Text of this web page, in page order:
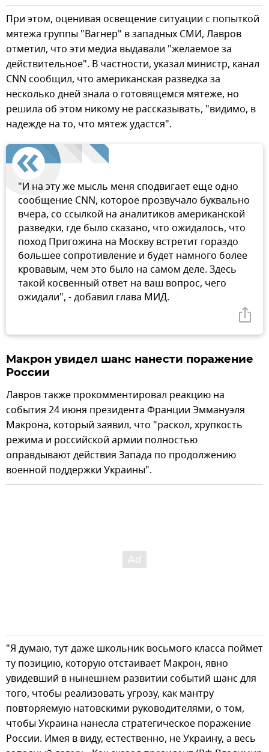
При этом, оценивая освещение ситуации с попыткой
мятежа группы "Вагнер" в западных СМИ, Лавров
отметил, что эти медиа выдавали "желаемое за
действительное". В частности, указал министр, канал
CNN сообщил, что американская разведка за
несколько дней знала о готовящемся мятеже, но
решила об этом никому не рассказывать, "видимо, в
надежде на то, что мятеж удастся".
"И на эту же мысль меня сподвигает еще одно
сообщение CNN, которое прозвучало буквально
вчера, со ссылкой на аналитиков американской
разведки, где было сказано, что ожидалось, что
поход Пригожина на Москву встретит гораздо
большее сопротивление и будет намного более
кровавым, чем это было на самом деле. Здесь
такой косвенный ответ на ваш вопрос, чего
ожидали", - добавил глава МИД.
Макрон увидел шанс нанести поражение
России
Лавров также прокомментировал реакцию на
события 24 июня президента Франции Эммануэля
Макрона, который заявил, что "раскол, хрупкость
режима и российской армии полностью
оправдывают действия Запада по продолжению
военной поддержки Украины".
"Я думаю, тут даже школьник восьмого класса поймет
ту позицию, которую отстаивает Макрон, явно
увидевший в нынешнем развитии событий шанс для
того, чтобы реализовать угрозу, как мантру
повторяемую натовскими руководителями, о том,
чтобы Украина нанесла стратегическое поражение
России. Имея в виду, естественно, не Украину, а весь